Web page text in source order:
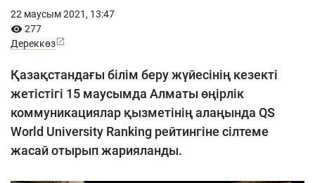
22 маусым 2021, 13:47
277
Дереккөз
Қазақстандағы білім беру жүйесінің кезекті
жетістігі 15 маусымда Алматы өңірлік
коммуникациялар қызметінің алаңында QS
World University Ranking рейтингіне сілтеме
жасай отырып жарияланды.